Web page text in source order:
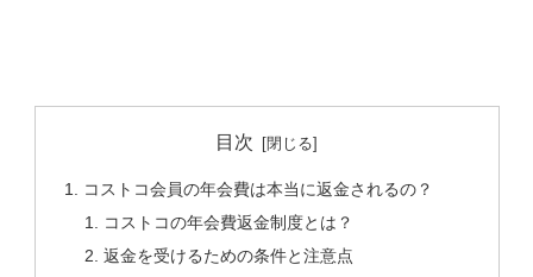
目次
コストコ会員の年会費は本当に返金されるの？
コストコの年会費返金制度とは？
返金を受けるための条件と注意点